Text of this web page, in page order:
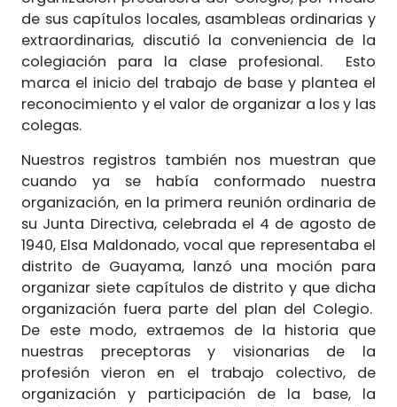
de sus capítulos locales, asambleas ordinarias y
extraordinarias, discutió la conveniencia de la
colegiación para la clase profesional. Esto
marca el inicio del trabajo de base y plantea el
reconocimiento y el valor de organizar a los y las
colegas.
Nuestros registros también nos muestran que
cuando ya se había conformado nuestra
organización, en la primera reunión ordinaria de
su Junta Directiva, celebrada el 4 de agosto de
1940, Elsa Maldonado, vocal que representaba el
distrito de Guayama, lanzó una moción para
organizar siete capítulos de distrito y que dicha
organización fuera parte del plan del Colegio.
De este modo, extraemos de la historia que
nuestras preceptoras y visionarias de la
profesión vieron en el trabajo colectivo, de
organización y participación de la base, la